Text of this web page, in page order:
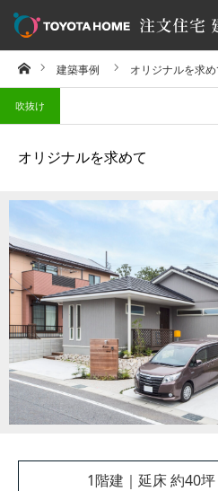
ホーム建築事例 オリジナルを求め
吹抜け
オリジナルを求めて
1階建｜延床 約40
トヨタホーム建築事例集TOP
すべての事例を見る
建築事例集を取り寄せる